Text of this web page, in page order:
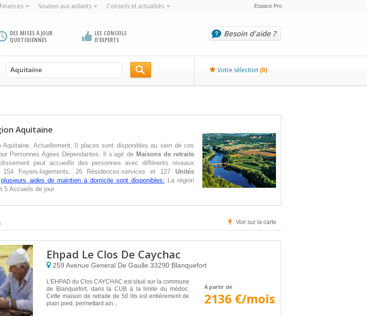
Soutien aux aidants Conseils et actualités Espace Pro
DES MISES À JOUR
QUOTIDIENNES
LES CONSEILS
D'EXPERTS
Besoin d'aide ?
Votre sélection (0)
Aquitaine
Actuellement, 0 places sont disponibles au sein de ces
Personnes Agées Dépendantes. Il s’agit de Maisons de retraite
peut accueillir des personnes avec différents niveaux
Foyers-logements, 26 Résidences-services et 127 Unités
plusieurs aides de maintien à domicile sont disponibles: La région
5 Accueils de jour.
Voir sur la carte
Ehpad Le Clos De Caychac
259 Avenue General De Gaulle 33290 Blanquefort
L'EHPAD du Clos CAYCHAC est situé sur la commune
de Blanquefort, dans la CUB à la limite du médoc.
Cette maison de retraite de 50 lits est entièrement de
plain pied, permettant ain...
À partir de
2136 €/mois